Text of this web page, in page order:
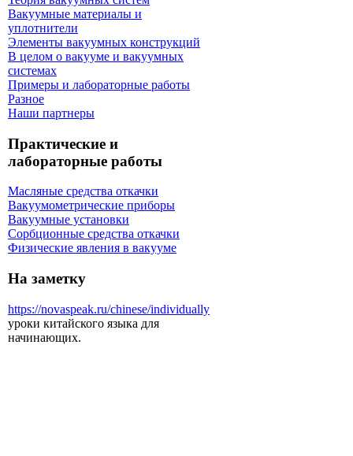
Вакуумные материалы и
уплотнители
Элементы вакуумных конструкций
В целом о вакууме и вакуумных
системах
Примеры и лабораторные работы
Разное
Наши партнеры
Практические и
лабораторные работы
Масляные средства откачки
Вакуумометрические приборы
Вакуумные установки
Сорбционные средства откачки
Физические явления в вакууме
На заметку
https://novaspeak.ru/chinese/individually
уроки китайского языка для
начинающих.